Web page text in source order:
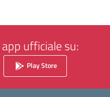
ufficiale su:
Play Store